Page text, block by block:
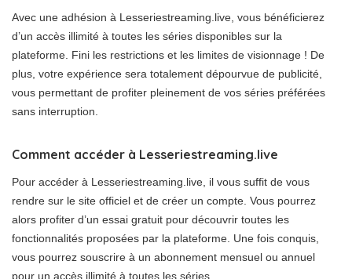
Avec une adhésion à Lesseriestreaming.live, vous bénéficierez
d’un accès illimité à toutes les séries disponibles sur la
plateforme. Fini les restrictions et les limites de visionnage ! De
plus, votre expérience sera totalement dépourvue de publicité,
vous permettant de profiter pleinement de vos séries préférées
sans interruption.
Comment accéder à Lesseriestreaming.live
Pour accéder à Lesseriestreaming.live, il vous suffit de vous
rendre sur le site officiel et de créer un compte. Vous pourrez
alors profiter d’un essai gratuit pour découvrir toutes les
fonctionnalités proposées par la plateforme. Une fois conquis,
vous pourrez souscrire à un abonnement mensuel ou annuel
pour un accès illimité à toutes les séries.